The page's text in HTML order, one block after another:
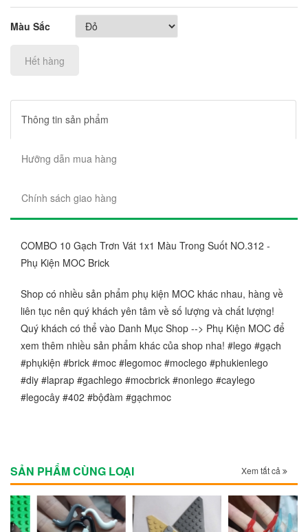
Màu Sắc
Hết hàng
Thông tin sản phẩm
Hưỡng dẫn mua hàng
Chính sách giao hàng
COMBO 10 Gạch Trơn Vát 1x1 Màu Trong Suốt NO.312 -
Phụ Kiện MOC Brick
Shop có nhiều sản phẩm phụ kiện MOC khác nhau, hàng về
liên tục nên quý khách yên tâm về số lượng và chất lượng!
Quý khách có thể vào Danh Mục Shop --> Phụ Kiện MOC để
xem thêm nhiều sản phẩm khác của shop nha! #lego #gạch
#phụkiện #brick #moc #legomoc #moclego #phukienlego
#diy #laprap #gachlego #mocbrick #nonlego #caylego
#legocây #402 #bộđàm #gạchmoc
SẢN PHẨM CÙNG LOẠI Xem tất cả